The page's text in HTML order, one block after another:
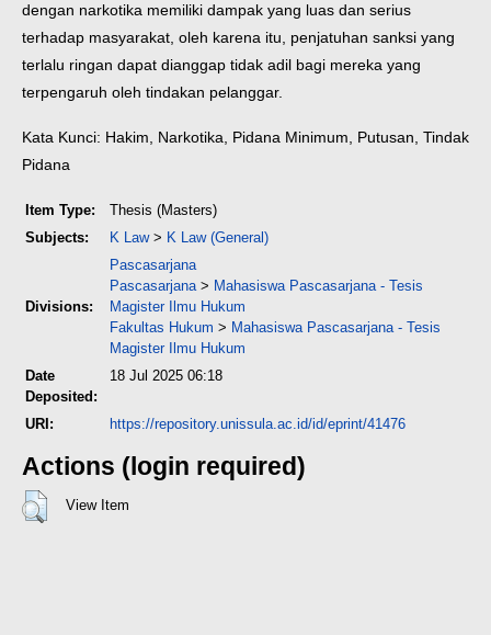
dengan narkotika memiliki dampak yang luas dan serius
terhadap masyarakat, oleh karena itu, penjatuhan sanksi yang
terlalu ringan dapat dianggap tidak adil bagi mereka yang
terpengaruh oleh tindakan pelanggar.
Kata Kunci: Hakim, Narkotika, Pidana Minimum, Putusan, Tindak
Pidana
Item Type:
Thesis (Masters)
Subjects:
K Law> K Law (General)
Divisions:
Pascasarjana
Pascasarjana> Mahasiswa Pascasarjana - Tesis
Magister Ilmu Hukum
Fakultas Hukum > Mahasiswa Pascasarjana - Tesis
Magister Ilmu Hukum
Date
Deposited:
18 Jul 2025 06:18
URI: https://repository.unissula.ac.id/id/eprint/41476
Actions (login required)
View Item